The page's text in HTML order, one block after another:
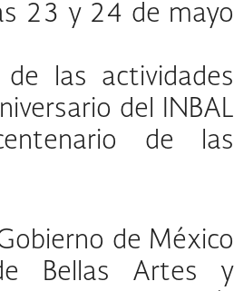
23 y 24 de mayo
las actividades
del INBAL
de las
de México
Bellas Artes y